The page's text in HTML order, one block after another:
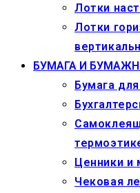
Лотки
Лотки
БУМАГА И
Бумага
Ценники и
Чековая